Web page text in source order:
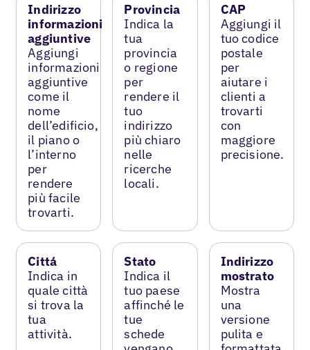
Indirizzo
informazioni
aggiuntive
Aggiungi
informazioni
aggiuntive
come il
nome
dell’edificio,
il piano o
l’interno
per
rendere
più facile
trovarti.
Provincia
Indica la
tua
provincia
o regione
per
rendere il
tuo
indirizzo
più chiaro
nelle
ricerche
locali.
CAP
Aggiungi il
tuo codice
postale
per
aiutare i
clienti a
trovarti
con
maggiore
precisione.
Cittá
Indica in
quale città
si trova la
tua
attività.
Stato
Indica il
tuo paese
affinché le
tue
schede
Indirizzo
mostrato
Mostra
una
versione
pulita e